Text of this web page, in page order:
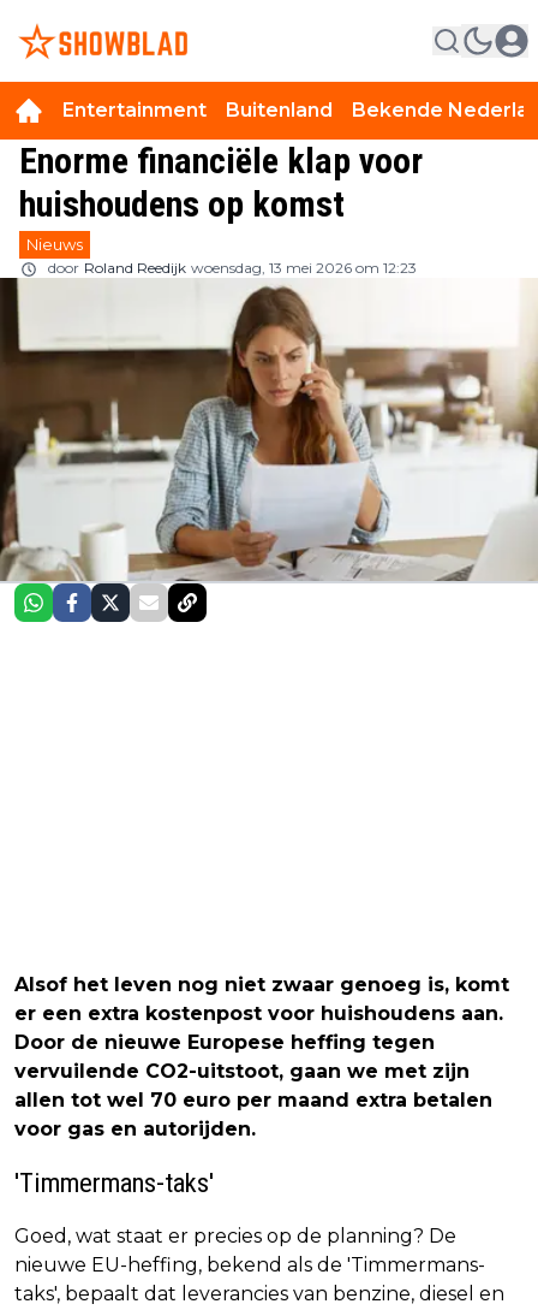
Entertainment Buitenland Bekende
Enorme financiële klap voor
huishoudens op komst
Nieuws
door Roland Reedijk woensdag, 13 mei 2026 om 12:23
Alsof het leven nog niet zwaar genoeg is, komt
er een extra kostenpost voor huishoudens aan.
Door de nieuwe Europese heffing tegen
vervuilende CO2-uitstoot, gaan we met zijn
allen tot wel 70 euro per maand extra betalen
voor gas en autorijden.
'Timmermans-taks'
Goed, wat staat er precies op de planning? De
nieuwe EU-heffing, bekend als de 'Timmermans-
taks', bepaalt dat leverancies van benzine, diesel en